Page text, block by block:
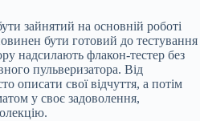
зайнятий на основній роботі
бути готовий до тестування
надсилають флакон-тестер без
пульверизатора. Від
описати свої відчуття, а потім
у своє задоволення,